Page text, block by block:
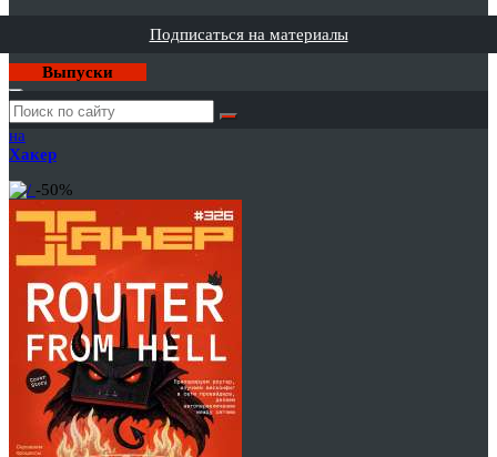
Подписаться на материалы
Выпуски
Годовая
подписка
на
Хакер
-50%